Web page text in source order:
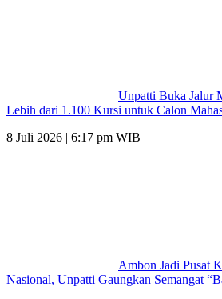
Unpatti Buka Jalur
Lebih dari 1.100 Kursi untuk Calon
8 Juli 2026 | 6:17 pm WIB
Ambon Jadi Pusat
Nasional, Unpatti Gaungkan Semangat